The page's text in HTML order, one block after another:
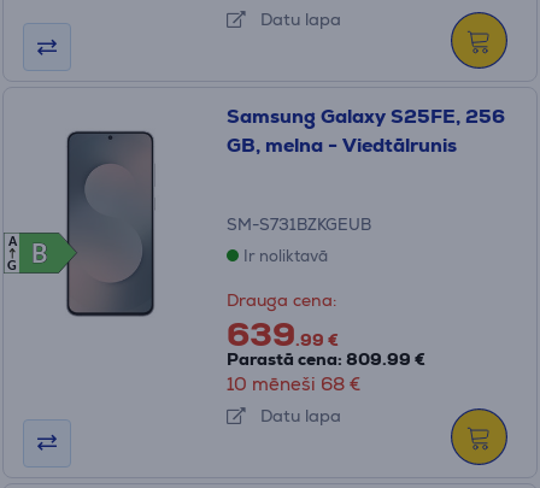
Datu lapa
B
B
A
G
Samsung Galaxy S25FE, 256
GB, melna - Viedtālrunis
SM-S731BZKGEUB
Ir noliktavā
Drauga cena:
639.99 €
Parastā cena: 809.99 €
10 mēneši 68 €
Datu lapa